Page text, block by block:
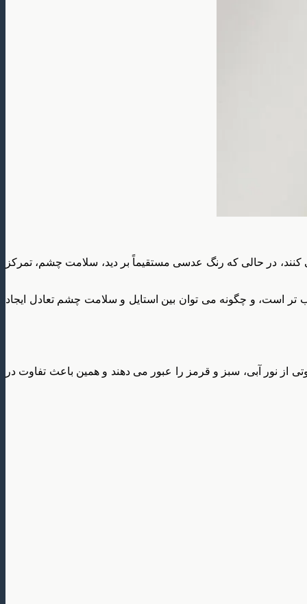
کنند، در حالی که رنگ عدسی مستقیماً بر دید، سلامت چشم، تمرکز
است، و چگونه می توان بین استایل و سلامت چشم تعادل ایجاد
نور آبی، سبز و قرمز را عبور می دهند و همین باعث تفاوت در